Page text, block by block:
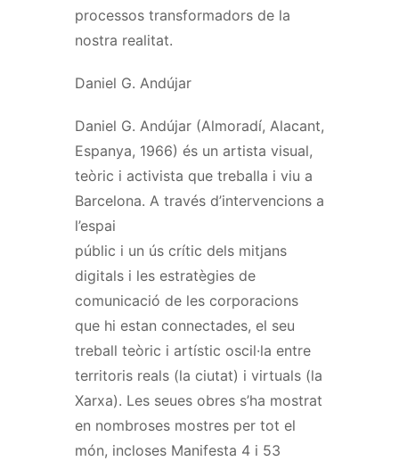
processos transformadors de la
nostra realitat.
Daniel G. Andújar
Daniel G. Andújar (Almoradí, Alacant,
Espanya, 1966) és un artista visual,
teòric i activista que treballa i viu a
Barcelona. A través d’intervencions a
l’espai
públic i un ús crític dels mitjans
digitals i les estratègies de
comunicació de les corporacions
que hi estan connectades, el seu
treball teòric i artístic oscil·la entre
territoris reals (la ciutat) i virtuals (la
Xarxa). Les seues obres s’ha mostrat
en nombroses mostres per tot el
món, incloses Manifesta 4 i 53